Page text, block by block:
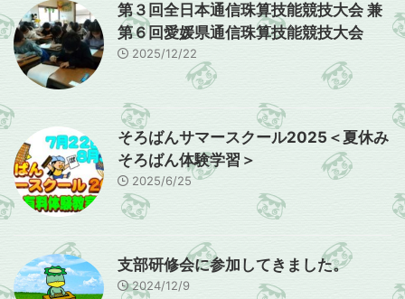
第３回全日本通信珠算技能競技大会 兼
第６回愛媛県通信珠算技能競技大会
2025/12/22
そろばんサマースクール2025＜夏休み
そろばん体験学習＞
2025/6/25
支部研修会に参加してきました。
2024/12/9